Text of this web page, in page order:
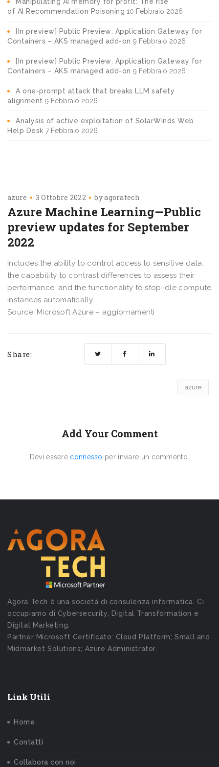
of AI Recommendation Poisoning 10 Febbraio 2026
[In preview] Public Preview: Application Gateway for
Containers – AKS managed add-on 9 Febbraio 2026
[In preview] Public Preview: Application Gateway for
Containers – AKS managed add-on 9 Febbraio 2026
A one-prompt attack that breaks LLM safety
alignment 9 Febbraio 2026
Analysis of active exploitation of SolarWinds Web
Help Desk 7 Febbraio 2026
azure 3 Ottobre 2022 byagoratech
Azure Machine Learning—Public
preview updates for September
2022
Includes the ability to control access to sensitive data,
the capability to contrast differences to assess their
performance, and the functionality to stop idle compute
instances automatically.
Source: Microsoft Azure – aggiornamenti
Share:
azure
Add Your Comment
Devi essere connesso per inviare un commento.
Agora Tech è una società di consulenza informatica. Ci
occupiamo di Cybersecurity, Digital Transformation e
Digital Marketing.
Partner Microsoft Certificato: Cloud Platform; Small and
Midmarket Solutions; Azure Administrator.
Link Utili
Home
Contatti
Collabora con noi